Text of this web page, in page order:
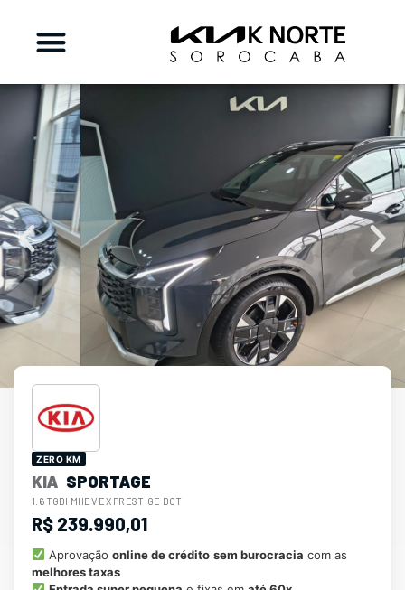
ZERO KM
KIA SPORTAGE
1.6 TGDI MHEV EX PRESTIGE DCT
R$ 239.990,01
Aprovação online de crédito sem burocracia com as
melhores taxas